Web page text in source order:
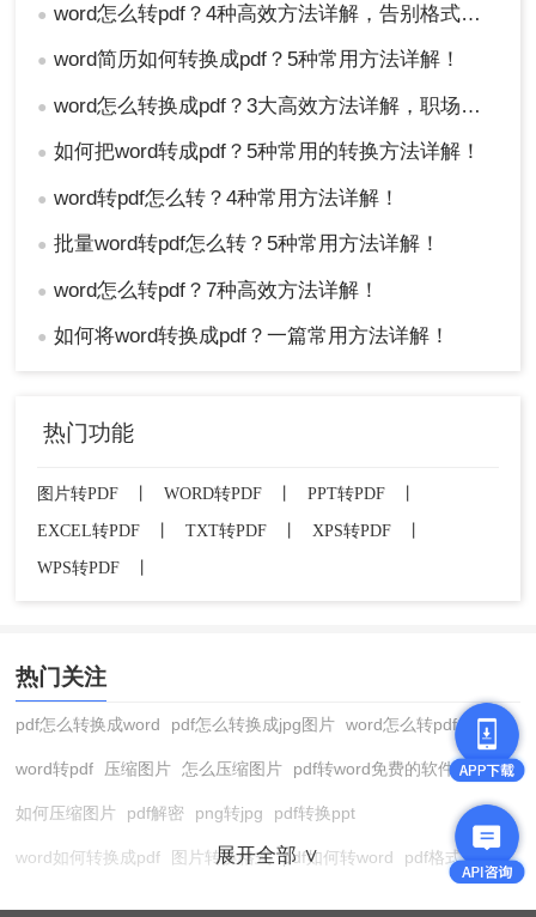
方法二：使用Adobe Acrobat Pro的“创建
Adobe Acrobat Pro DC是业内专业的PDF解决方
案，其“创建PDF”功能支持将多个文件（包括
Word）批量转换为PDF。该工具内置了“合并文
为一个PDF，后者则每个Word单独生成一个PDF。
：
转换质量极高，完美保留字体、表格、超链接
可自定义PDF预设（如压缩率、安全设置等）
缺点：
需要付费购买Acrobat Pro订阅（标准版约
¥200/年）
操作步骤：
打开Acrobat Pro：启动软件，在主界面点
● word怎么转pdf？4种高效方法详解，告别格式混乱！
● word简历如何转换成pdf？5种常用方法详解！
● word怎么转换成pdf？3大高效方法详解，职场人必备技能！
● 如何把word转成pdf？5种常用的转换方法详解！
● word转pdf怎么转？4种常用方法详解！
● 批量word转pdf怎么转？5种常用方法详解！
● word怎么转pdf？7种高效方法详解！
● 如何将word转换成pdf？一篇常用方法详解！
热门功能
图片转PDF WORD转PDF PPT转PDF
EXCEL转PDF
TXT转PDF XPS转PDF
WPS转PDF
热门关注
pdf怎么转换成word pdf怎么转换成jpg图片 word怎么转pdf
word转pdf 压缩图片 怎么压缩图片 pdf转word免费的软件
如何压缩图片 pdf解密 png转jpg pdf转换ppt
word如何转换成pdf 图片转换格式 pdf如何转word pdf格式转换
展开全部 ∨